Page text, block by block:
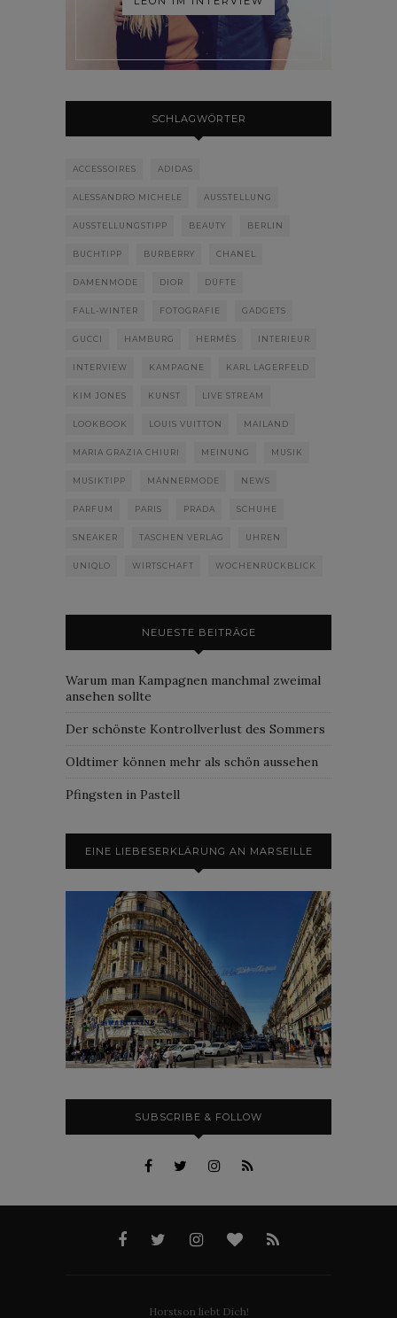
SCHLAGWÖRTER
ACCESSOIRES ADIDAS
ALESSANDRO MICHELE AUSSTELLUNG
AUSSTELLUNGSTIPP BEAUTY BERLIN
BUCHTIPP BURBERRY CHANEL
DAMENMODE DIOR DÜFTE
FALL-WINTER FOTOGRAFIE GADGETS
GUCCI HAMBURG HERMÈS INTERIEUR
INTERVIEW KAMPAGNE KARL LAGERFELD
KIM JONES KUNST LIVE STREAM
LOOKBOOK LOUIS VUITTON MAILAND
MARIA GRAZIA CHIURI MEINUNG MUSIK
MUSIKTIPP MÄNNERMODE NEWS
PARFUM PARIS PRADA SCHUHE
SNEAKER TASCHEN VERLAG UHREN
UNIQLO WIRTSCHAFT WOCHENRÜCKBLICK
NEUESTE BEITRÄGE
Warum man Kampagnen manchmal zweimal
ansehen sollte
Der schönste Kontrollverlust des Sommers
Oldtimer können mehr als schön aussehen
Pfingsten in Pastell
EINE LIEBESERKLÄRUNG AN MARSEILLE
SUBSCRIBE & FOLLOW
Horstson liebt Dich!